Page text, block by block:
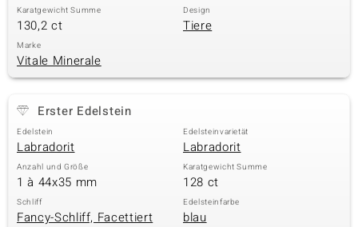
Karatgewicht Summe
130,2 ct
Design
Tiere
Marke
Vitale Minerale
Erster Edelstein
Edelstein
Labradorit
Edelsteinvarietät
Labradorit
Anzahl und Größe
1 à 44x35 mm
Karatgewicht Summe
128 ct
Schliff
Fancy-Schliff, Facettiert
Edelsteinfarbe
blau